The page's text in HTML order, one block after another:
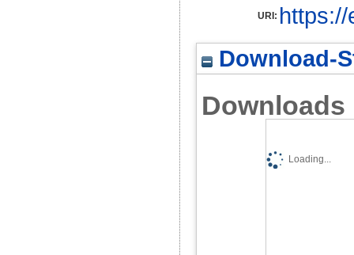
URI:
Download-
Downloads
Loading...